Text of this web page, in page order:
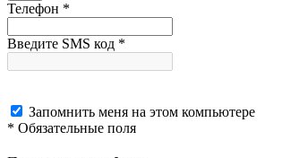
Телефон *
Введите SMS код *
Запомнить меня на этом компьютере
* Обязательные поля